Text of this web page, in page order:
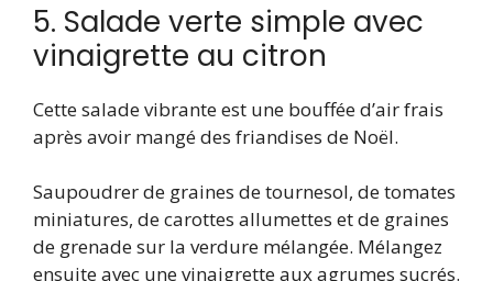
5. Salade verte simple avec
vinaigrette au citron
Cette salade vibrante est une bouffée d’air frais
après avoir mangé des friandises de Noël.
Saupoudrer de graines de tournesol, de tomates
miniatures, de carottes allumettes et de graines
de grenade sur la verdure mélangée. Mélangez
ensuite avec une vinaigrette aux agrumes sucrés.